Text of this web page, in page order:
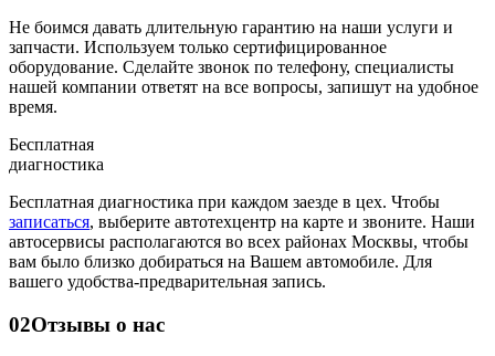
Не боимся давать длительную гарантию на наши услуги и
запчасти. Используем только сертифицированное
оборудование. Сделайте звонок по телефону, специалисты
нашей компании ответят на все вопросы, запишут на удобное
время.
Бесплатная
диагностика
Бесплатная диагностика при каждом заезде в цех. Чтобы
записаться, выберите автотехцентр на карте и звоните. Наши
автосервисы располагаются во всех районах Москвы, чтобы
вам было близко добираться на Вашем автомобиле. Для
вашего удобства-предварительная запись.
02Отзывы о нас